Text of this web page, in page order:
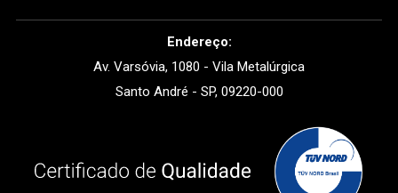
Endereço:
Av. Varsóvia, 1080 - Vila Metalúrgica
Santo André - SP, 09220-000